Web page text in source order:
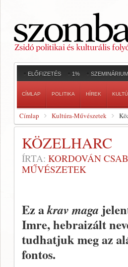
ELŐFIZETÉS 1% SZEMINÁRIUM
CÍMLAP POLITIKA HÍREK
Címlap Kultúra-Művészetek
KÖZELHARC
ÍRTA: KORDOVÁN
MŰVÉSZETEK
Ez akrav maga
Imre, hebraizált
tudhatjuk meg az
fontos.